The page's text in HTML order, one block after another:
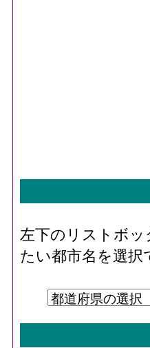
左下のリストボ
たい都市名を選択